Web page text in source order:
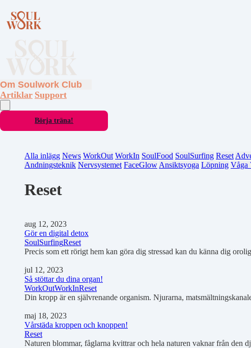
Om Soulwork Club
Artiklar Support
Börja träna!
Alla inlägg News WorkOut WorkIn SoulFood SoulSurfing Reset
Andningsteknik Nervsystemet FaceGlow Ansiktsyoga Löpning Våga
Reset
aug 12, 2023
Gör en digital detox
SoulSurfingReset
Precis som ett rörigt hem kan göra dig stressad kan du känna dig
jul 12, 2023
Så stöttar du dina organ!
WorkOutWorkInReset
Din kropp är en självrenande organism. Njurarna,
maj 18, 2023
Vårstäda kroppen och knoppen!
Reset
Naturen blommar, fåglarna kvittrar och hela naturen vaknar från